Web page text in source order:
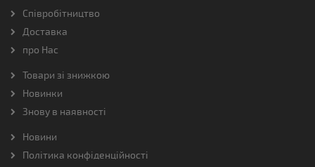
Співробітництво
Доставка
про Нас
Товари зі знижкою
Новинки
Знову в наявності
Новини
Політика конфіденційності